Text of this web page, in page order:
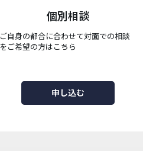
個別相談
ご自身の都合に合わせて対面での相談
をご希望の方はこちら
申し込む